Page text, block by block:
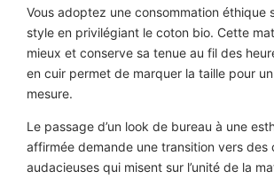
Vous adoptez une consommation éthique
style en privilégiant le coton bio. Cette
mieux et conserve sa tenue au fil des
en cuir permet de marquer la taille pour
mesure.
Le passage d’un look de bureau à une
affirmée demande une transition vers des
audacieuses qui misent sur l’unité de la